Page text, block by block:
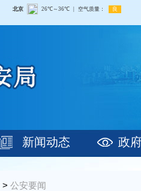
新闻动态 政
> 公安要闻